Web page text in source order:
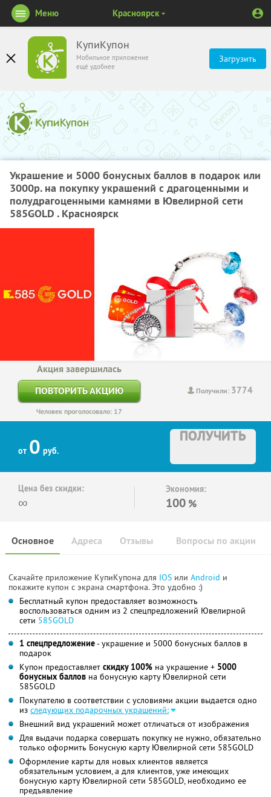
КупиКупон
Мобильное приложение
ещё удобнее
Загрузить
Меню Красноярск
Украшение​ ​и​ ​5000​ ​бонусных​ ​баллов​ ​в​ ​подарок​ ​или​
​3000р.​ ​на​ ​покупку​ ​украшений с​ ​драгоценными​ ​и​ ​
полудрагоценными​ ​камнями​ ​в​ ​Ювелирной сети
585GOLD . Красноярск
Получили: 3774
Акция завершилась
ПОВТОРИТЬ АКЦИЮ
Человек проголосовало: 17
от 0 руб.
ПОЛУЧИТЬ
Цена без скидки:
∞
Экономия:
100 %
Основное Отзывы Вопросы по акции
Адреса
Скачайте приложение КупиКупона для IOS или Android и
покажите купон с экрана смартфона. Это удобно :)
Бесплатный купон предоставляет возможность
воспользоваться одним из 2 спецпредложений Ювелирной
сети 585GOLD
1 спецпредложение- украшение и 5000 бонусных баллов в
подарок
Купон предоставляет скидку 100% на украшение + 5000
бонусных баллов на бонусную карту Ювелирной сети
585GOLD
Покупателю в соответствии с условиями акции выдается одно
из следующих подарочных украшений:
Внешний вид украшений может отличаться от изображения
Для выдачи подарка совершать покупку не нужно, обязательно
только оформить Бонусную карту Ювелирной сети 585GOLD
Оформление карты для новых клиентов является
обязательным условием, а для клиентов, уже имеющих
бонусную карту Ювелирной сети 585GOLD, необходимо ее
предъявление